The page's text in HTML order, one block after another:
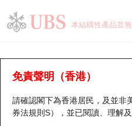
本結構性產品並
免責聲明（香港）
請確認閣下為香港居民，及並非
券法規則S），並已閱讀、理解
認股證分析儀
表現 街貨統計 比較
瑞銀認股證一覽
新發行瑞銀認股證
街貨統計
比較
牛熊全景快搜
牛熊證搜尋
街貨統計
比較
十大升幅/跌幅
十大認股證成交分佈
正股分析儀
二十大活躍股份
持股比重
顯示所有持股比重
每月輪證大市專題
輪證專欄